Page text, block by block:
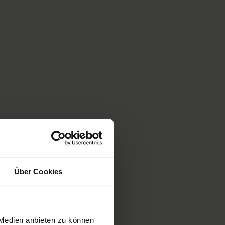
Über Cookies
anbieten zu können